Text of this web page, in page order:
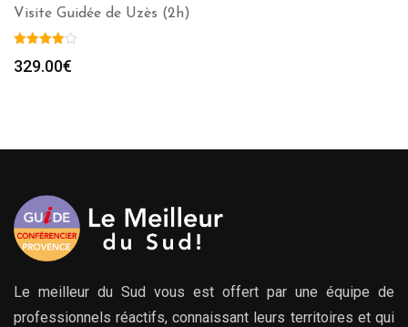
Visite Guidée de Uzès (2h)
329.00€
Le meilleur du Sud vous est offert par une équipe de
professionnels réactifs, connaissant leurs territoires et qui